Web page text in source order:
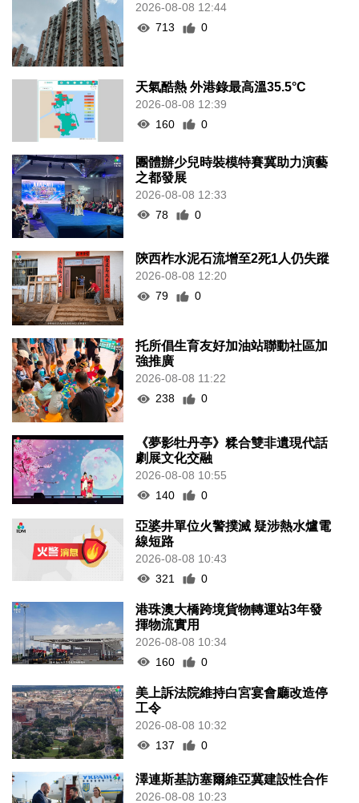
2026-08-08 12:44
713
0
天氣酷熱 外港錄最高溫35.5°C
2026-08-08 12:39
160
0
團體辦少兒時裝模特賽冀助力演藝
之都發展
2026-08-08 12:33
78
0
陝西柞水泥石流增至2死1人仍失蹤
2026-08-08 12:20
79
0
托所倡生育友好加油站聯動社區加
強推廣
2026-08-08 11:22
238
0
《夢影牡丹亭》糅合雙非遺現代話
劇展文化交融
2026-08-08 10:55
140
0
亞婆井單位火警撲滅 疑涉熱水爐電
線短路
2026-08-08 10:43
321
0
港珠澳大橋跨境貨物轉運站3年發
揮物流實用
2026-08-08 10:34
160
0
美上訴法院維持白宮宴會廳改造停
工令
2026-08-08 10:32
137
0
澤連斯基訪塞爾維亞冀建設性合作
2026-08-08 10:23